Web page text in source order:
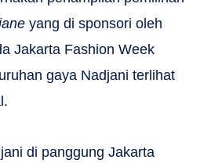
yang di sponsori oleh
Jakarta Fashion Week
gaya Nadjani terlihat
di panggung Jakarta